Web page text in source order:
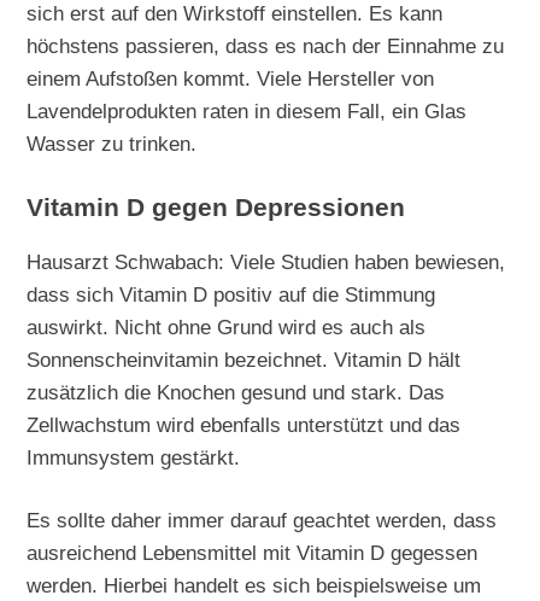
sich erst auf den Wirkstoff einstellen. Es kann
höchstens passieren, dass es nach der Einnahme zu
einem Aufstoßen kommt. Viele Hersteller von
Lavendelprodukten raten in diesem Fall, ein Glas
Wasser zu trinken.
Vitamin D gegen Depressionen
Hausarzt Schwabach: Viele Studien haben bewiesen,
dass sich Vitamin D positiv auf die Stimmung
auswirkt. Nicht ohne Grund wird es auch als
Sonnenscheinvitamin bezeichnet. Vitamin D hält
zusätzlich die Knochen gesund und stark. Das
Zellwachstum wird ebenfalls unterstützt und das
Immunsystem gestärkt.
Es sollte daher immer darauf geachtet werden, dass
ausreichend Lebensmittel mit Vitamin D gegessen
werden. Hierbei handelt es sich beispielsweise um